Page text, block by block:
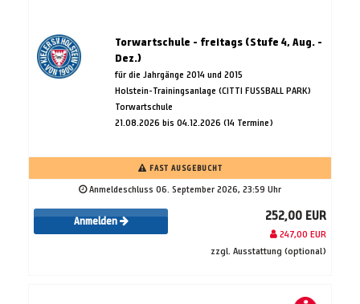
Torwartschule - freitags (Stufe 4, Aug. -
Dez.)
für die Jahrgänge 2014 und 2015
Holstein-Trainingsanlage (CITTI FUSSBALL PARK)
Torwartschule
21.08.2026 bis 04.12.2026 (14 Termine)
FAST AUSGEBUCHT
Anmeldeschluss 06. September 2026, 23:59 Uhr
Anmelden 252,00 EUR
247,00 EUR
zzgl. Ausstattung (optional)